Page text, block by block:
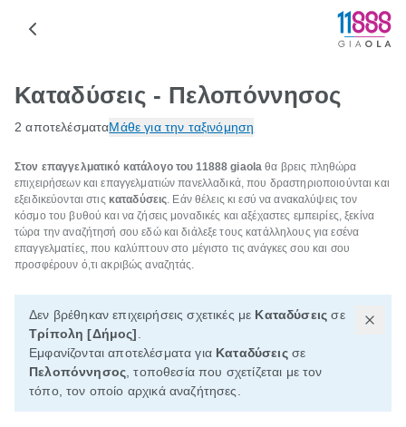
Καταδύσεις - Πελοπόννησος
2 αποτελέσματαΜάθε για την ταξινόμηση
Στον επαγγελματικό κατάλογο του 11888 giaola θα βρεις πληθώρα
επιχειρήσεων και επαγγελματιών πανελλαδικά, που δραστηριοποιούνται και
εξειδικεύονται στις καταδύσεις. Εάν θέλεις κι εσύ να ανακαλύψεις τον
κόσμο του βυθού και να ζήσεις μοναδικές και αξέχαστες εμπειρίες, ξεκίνα
τώρα την αναζήτησή σου εδώ και διάλεξε τους κατάλληλους για εσένα
επαγγελματίες, που καλύπτουν στο μέγιστο τις ανάγκες σου και σου
προσφέρουν ό,τι ακριβώς αναζητάς.
Δεν βρέθηκαν επιχειρήσεις σχετικές με Καταδύσεις σε
Τρίπολη [Δήμος]
Εμφανίζονται αποτελέσματα για Καταδύσειςσε
Πελοπόννησος , τοποθεσία που σχετίζεται με τον
τόπο, τον οποίο αρχικά αναζήτησες.